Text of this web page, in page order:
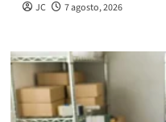
JC 7 agosto, 2026